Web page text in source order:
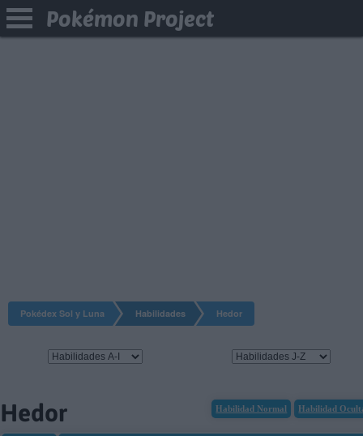
Pokémon Project
Pokédex Sol y Luna Habilidades Hedor
Hedor Habilidad
Habilidad Normal